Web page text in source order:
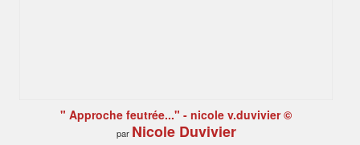
" Approche feutrée..." - nicole v.duvivier ©
par Nicole Duvivier